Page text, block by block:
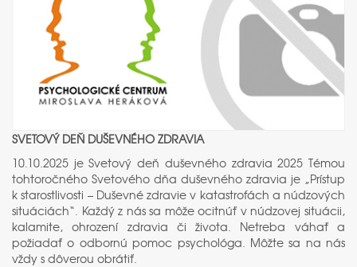
SVETOVÝ DEŇ DUŠEVNÉHO ZDRAVIA
10.10.2025 je Svetový deň duševného zdravia 2025 Témou
tohtoročného Svetového dňa duševného zdravia je „Prístup
k starostlivosti – Duševné zdravie v katastrofách a núdzových
situáciách“. Každý z nás sa môže ocitnúť v núdzovej situácii,
kalamite, ohrození zdravia či života. Netreba váhať a
požiadať o odbornú pomoc psychológa. Môžte sa na nás
vždy s dôverou obrátiť.